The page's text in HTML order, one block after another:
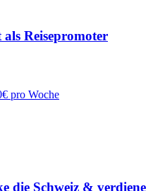
Reisepromoter
pro Woche
die Schweiz & verdiene